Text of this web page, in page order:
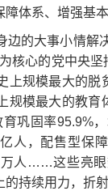
体系、增强基
边的大事小情解
核心的党中央
上规模最大的
规模最大的教
巩固率95.9%
人，配售型保
万人……这些亮
持续用力，折